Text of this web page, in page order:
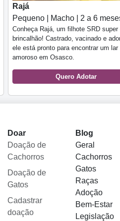
Rajá
Pequeno | Macho | 2 a 6
Conheça Rajá, um filhote SRD super
brincalhão! Castrado, vacinado e
ele está pronto para encontrar um lar
amoroso em Osasco.
Quero Adotar
Doar
Doação de
Cachorros
Doação de
Gatos
Cadastrar
doação
Blog
Geral
Cachorros
Gatos
Raças
Adoção
Bem-Estar
Legislação